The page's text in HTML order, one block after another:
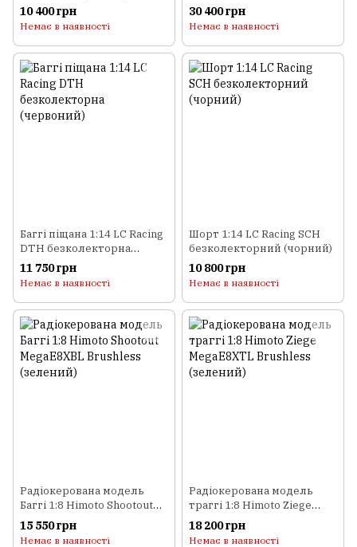
10 400 грн
Немає в наявності
30 400 грн
Немає в наявності
Баггі піщана 1:14 LC Racing
DTH безколекторна
(червоний)
11 750 грн
Немає в наявності
Шорт 1:14 LC Racing SCH
безколекторний (чорний)
10 800 грн
Немає в наявності
Радіокерована модель
Баггі 1:8 Himoto Shootout
MegaE8XBL Brushless
(зелений)
15 550 грн
Немає в наявності
Радіокерована модель
траггі 1:8 Himoto Ziege
MegaE8XTL Brushless
(зелений)
18 200 грн
Немає в наявності